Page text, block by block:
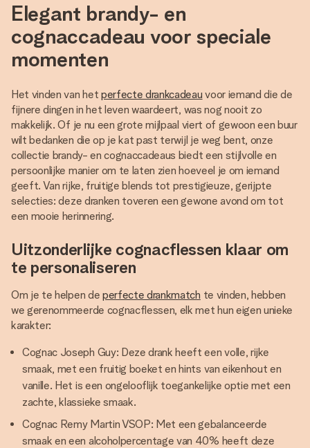
Elegant brandy- en
cognaccadeau voor speciale
momenten
Het vinden van het perfecte drankcadeau voor iemand die de
fijnere dingen in het leven waardeert, was nog nooit zo
makkelijk. Of je nu een grote mijlpaal viert of gewoon een buur
wilt bedanken die op je kat past terwijl je weg bent, onze
collectie brandy- en cognaccadeaus biedt een stijlvolle en
persoonlijke manier om te laten zien hoeveel je om iemand
geeft. Van rijke, fruitige blends tot prestigieuze, gerijpte
selecties: deze dranken toveren een gewone avond om tot
een mooie herinnering.
Uitzonderlijke cognacflessen klaar om
te personaliseren
Om je te helpen de perfecte drankmatch te vinden, hebben
we gerenommeerde cognacflessen, elk met hun eigen unieke
karakter:
Cognac Joseph Guy: Deze drank heeft een volle, rijke
smaak, met een fruitig boeket en hints van eikenhout en
vanille. Het is een ongelooflijk toegankelijke optie met een
zachte, klassieke smaak.
Cognac Remy Martin VSOP: Met een gebalanceerde
smaak en een alcoholpercentage van 40% heeft deze